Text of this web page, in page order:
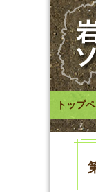
トップ